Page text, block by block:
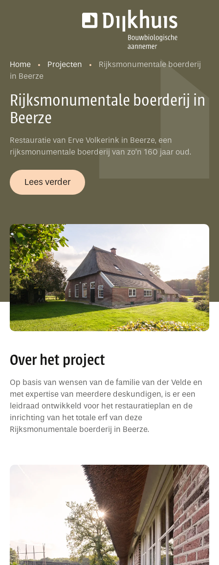
Home Projecten
Rijksmonumentale boerderij
in Beerze
Rijksmonumentale boerderij in
Beerze
Restauratie van Erve Volkerink in Beerze, een
rijksmonumentale boerderij van zo’n 160 jaar oud.
Lees verder
Rick Meinen
Over het project
Op basis van wensen van de familie van der Velde en
met expertise van meerdere deskundigen, is er een
leidraad ontwikkeld voor het restauratieplan en de
inrichting van het totale erf van deze
Rijksmonumentale boerderij in Beerze.